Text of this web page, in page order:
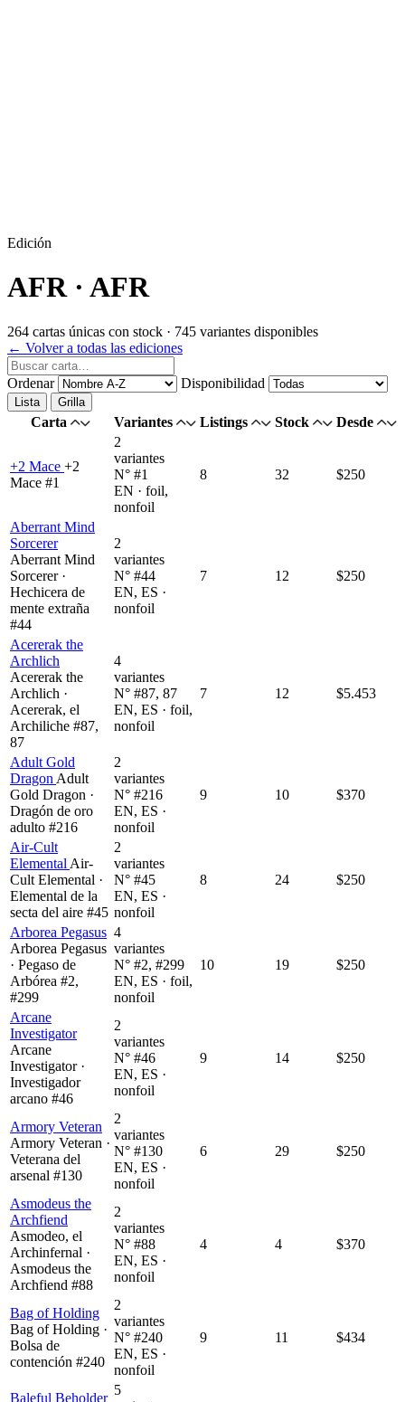
Edición
AFR · AFR
264 cartas únicas con stock · 745 variantes disponibles
← Volver a todas las ediciones
Ordenar Disponibilidad
Lista Grilla
Carta Variantes Listings Stock Desde
+2 Mace +2
Mace #1
2
variantes
N° #1
EN · foil,
nonfoil
8 32 $250
Aberrant Mind
Sorcerer
Aberrant Mind
Sorcerer ·
Hechicera de
mente extraña
#44
2
variantes
N° #44
EN, ES ·
nonfoil
7 12 $250
Acererak the
Archlich
Acererak the
Archlich ·
Acererak, el
Archiliche #87,
87
4
variantes
N° #87, 87
EN, ES · foil,
nonfoil
7 12 $5.453
Adult Gold
Dragon Adult
Gold Dragon ·
Dragón de oro
adulto #216
2
variantes
N° #216
EN, ES ·
nonfoil
9 10 $370
Air-Cult
Elemental Air-
Cult Elemental ·
Elemental de la
secta del aire #45
2
variantes
N° #45
EN, ES ·
nonfoil
8 24 $250
Arborea Pegasus
Arborea Pegasus
· Pegaso de
Arbórea #2,
#299
4
variantes
N° #2, #299
EN, ES · foil,
nonfoil
10 19 $250
Arcane
Investigator
Arcane
Investigator ·
Investigador
arcano #46
2
variantes
N° #46
EN, ES ·
nonfoil
9 14 $250
Armory Veteran
Armory Veteran ·
Veterana del
arsenal #130
2
variantes
N° #130
EN, ES ·
nonfoil
6 29 $250
Asmodeus the
Archfiend
Asmodeo, el
Archinfernal ·
Asmodeus the
Archfiend #88
2
variantes
N° #88
EN, ES ·
nonfoil
4 4 $370
Bag of Holding
Bag of Holding ·
Bolsa de
contención #240
2
variantes
N° #240
EN, ES ·
nonfoil
9 11 $434
Baleful Beholder
5